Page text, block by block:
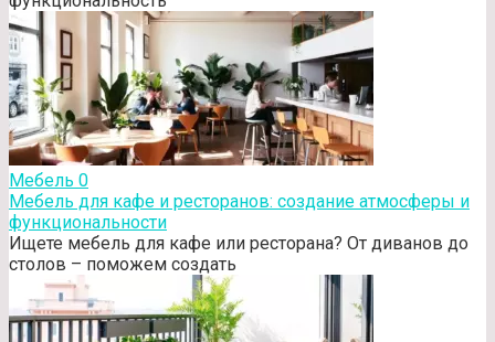
Мебель 0
Мебель для кафе и ресторанов: создание атмосферы и
функциональности
Ищете мебель для кафе или ресторана? От диванов до
столов – поможем создать